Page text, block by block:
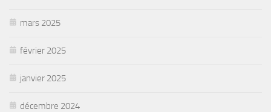
mars 2025
février 2025
janvier 2025
décembre 2024